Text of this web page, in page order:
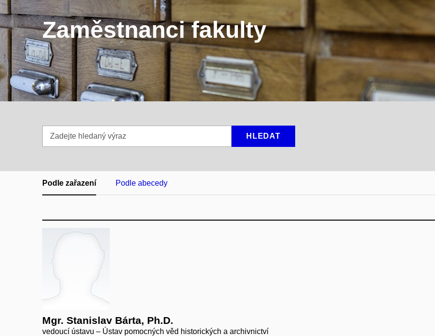
Zaměstnanci fakulty
hledaný
HLEDAT
Podle zařazení Podle abecedy
Mgr. Stanislav Bárta, Ph.D.
vedoucí ústavu – Ústav pomocných věd historických a archivnictví